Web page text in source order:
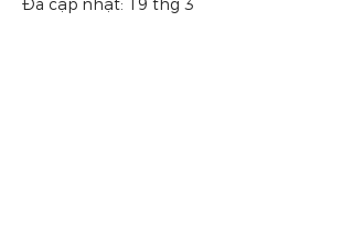
Đã cập nhật: 19 thg 3